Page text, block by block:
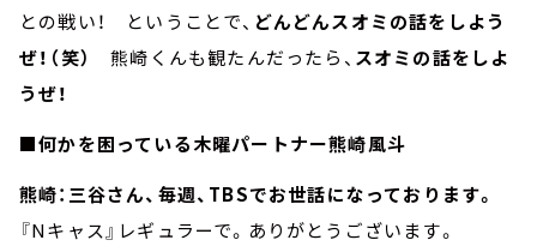
との戦い！ ということで、 どんどんスオミの話をしよう
ぜ！（笑）熊崎くんも観たんだったら、 スオミの話をしよ
うぜ！
■何かを困っている木曜パートナー熊崎風斗
熊崎：三谷さん、毎週、TBSでお世話になっております。
『Nキャス』レギュラーで。ありがとうございます。